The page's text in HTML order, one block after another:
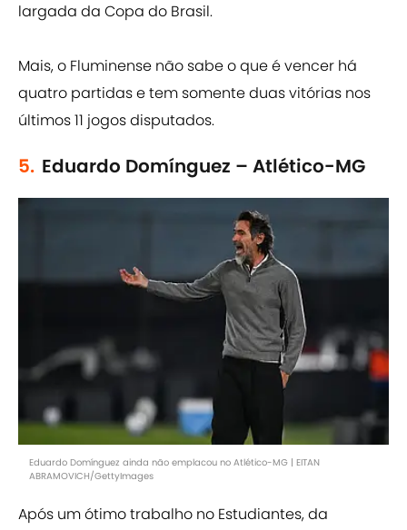
largada da Copa do Brasil.
Mais, o Fluminense não sabe o que é vencer há
quatro partidas e tem somente duas vitórias nos
últimos 11 jogos disputados.
5. Eduardo Domínguez – Atlético-MG
Eduardo Domínguez ainda não emplacou no Atlético-MG | EITAN
ABRAMOVICH/GettyImages
Após um ótimo trabalho no Estudiantes, da